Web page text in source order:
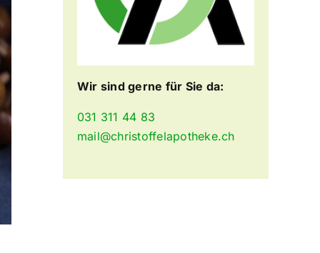
Wir sind gerne für Sie da:
031 311 44 83
mail@christoffelapotheke.ch